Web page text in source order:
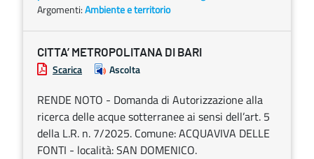
Argomenti:Ambiente e territorio
CITTA’ METROPOLITANA DI BARI
Scarica Ascolta
RENDE NOTO - Domanda di Autorizzazione alla
ricerca delle acque sotterranee ai sensi dell’art. 5
della L.R. n. 7/2025. Comune: ACQUAVIVA DELLE
FONTI - località: SAN DOMENICO.